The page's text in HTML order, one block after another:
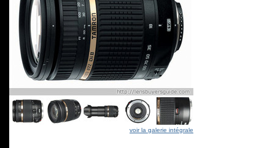
voir la galerie intégrale